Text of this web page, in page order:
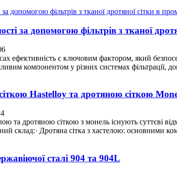
за допомогою фільтрів з тканої
ефективність є ключовим фактором, який
компонентом у різних системах фільтрації,
Hastelloy та дротяною сіткою
та дротяною сіткою з монель існують суттєві
склад:· Дротяна сітка з хастелою: основними
сталі 904 та 904L